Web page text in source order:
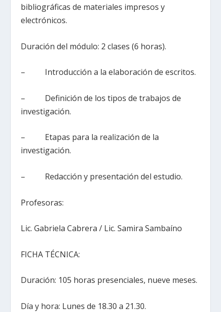
bibliográficas de materiales impresos y
electrónicos.
Duración del módulo: 2 clases (6 horas).
– Introducción a la elaboración de escritos.
– Definición de los tipos de trabajos de
investigación.
– Etapas para la realización de la
investigación.
– Redacción y presentación del estudio.
Profesoras:
Lic. Gabriela Cabrera / Lic. Samira Sambaíno
FICHA TÉCNICA:
Duración: 105 horas presenciales, nueve meses.
Día y hora: Lunes de 18.30 a 21.30.